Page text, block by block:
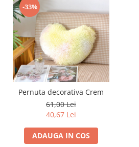
-33%
Pernuta decorativa Crem
61,00 Lei
40,67 Lei
ADAUGA IN COS